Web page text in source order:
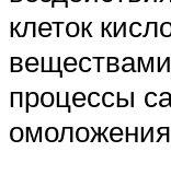
клеток
процессы